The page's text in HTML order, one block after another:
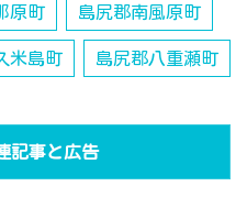
原町 島尻郡南風原町
米島町 島尻郡八重瀬町
記事と広告